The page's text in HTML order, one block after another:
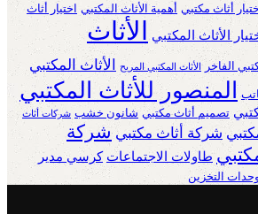
أثاث مكتبي أهمية الأثاث المكتبي اختيار أثاث
الأثاث المكتبي
الأثاث
الفاخر الأثاث المكتبي المريح
الأثاث المكتبي
المنصور للأثاث المكتبي
تصميم أثاث مكتبي شانون خشب شركات أثاث
شركة أثاث مكتبي شركة
طاولات الاجتماعات كرسي مدير
التخزين